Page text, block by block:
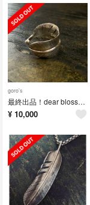
goro's
最終出品！dear blossom 16号 シルバー フェザーリング
¥ 10,000